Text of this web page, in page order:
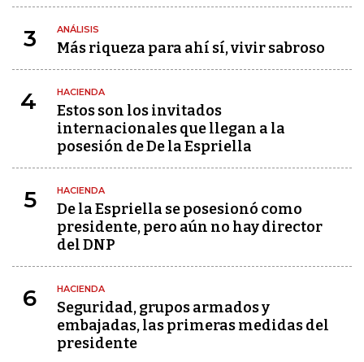
3 ANÁLISIS
Más riqueza para ahí sí, vivir sabroso
4 HACIENDA
Estos son los invitados
internacionales que llegan a la
posesión de De la Espriella
5 HACIENDA
De la Espriella se posesionó como
presidente, pero aún no hay director
del DNP
6 HACIENDA
Seguridad, grupos armados y
embajadas, las primeras medidas del
presidente